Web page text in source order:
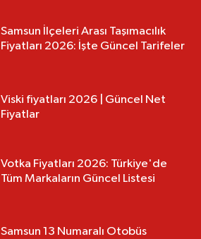
Samsun İlçeleri Arası Taşımacılık
Fiyatları 2026: İşte Güncel Tarifeler
Viski fiyatları 2026 | Güncel Net
Fiyatlar
Votka Fiyatları 2026: Türkiye'de
Tüm Markaların Güncel Listesi
Samsun 13 Numaralı Otobüs